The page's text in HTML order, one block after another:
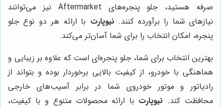
صرفه هستید، جلو پنجره‌های Aftermarket نیز می‌توانند
نیازهای شما را برآورده کنند. نیوپارت با ارائه هر دو نوع جلو
پنجره، امکان انتخاب را برای شما آسان‌تر می‌کند.
بهترین انتخاب برای شما، جلو پنجره‌ای است که علاوه بر زیبایی و
هماهنگی با خودرو، از کیفیت بالایی برخوردار بوده و بتواند از
رادیاتور و موتور خودروی شما در برابر آسیب‌های خارجی
محافظت کند. نیوپارت با ارائه محصولات متنوع و با کیفیت،